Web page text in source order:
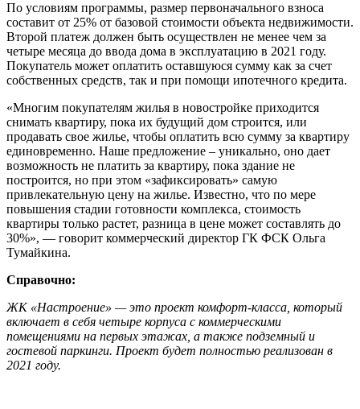
По условиям программы, размер первоначального взноса
составит от 25% от базовой стоимости объекта недвижимости.
Второй платеж должен быть осуществлен не менее чем за
четыре месяца до ввода дома в эксплуатацию в 2021 году.
Покупатель может оплатить оставшуюся сумму как за счет
собственных средств, так и при помощи ипотечного кредита.
«Многим покупателям жилья в новостройке приходится
снимать квартиру, пока их будущий дом строится, или
продавать свое жилье, чтобы оплатить всю сумму за квартиру
единовременно. Наше предложение – уникально, оно дает
возможность не платить за квартиру, пока здание не
построится, но при этом «зафиксировать» самую
привлекательную цену на жилье. Известно, что по мере
повышения стадии готовности комплекса, стоимость
квартиры только растет, разница в цене может составлять до
30%», — говорит коммерческий директор ГК ФСК Ольга
Тумайкина.
Справочно:
ЖК «Настроение» — это проект комфорт-класса, который
включает в себя четыре корпуса с коммерческими
помещениями на первых этажах, а также подземный и
гостевой паркинги. Проект будет полностью реализован в
2021 году.